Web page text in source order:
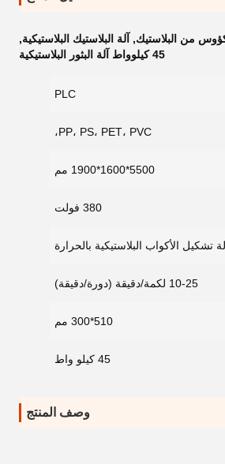
من البلاستيك, آلة البلاستيك البلاستيكية,
45 كيلوواط آلة البثور البلاستيكية
PLC
PP، PS، PET، PVC،
5500*1600*1900 مم
380 فولت
تشكيل الأكواب البلاستيكية بالحرارة
10-25 لكمة/دقيقة (دورة/دقيقة)
510*300 مم
45 كيلو واط
وصف المنتج